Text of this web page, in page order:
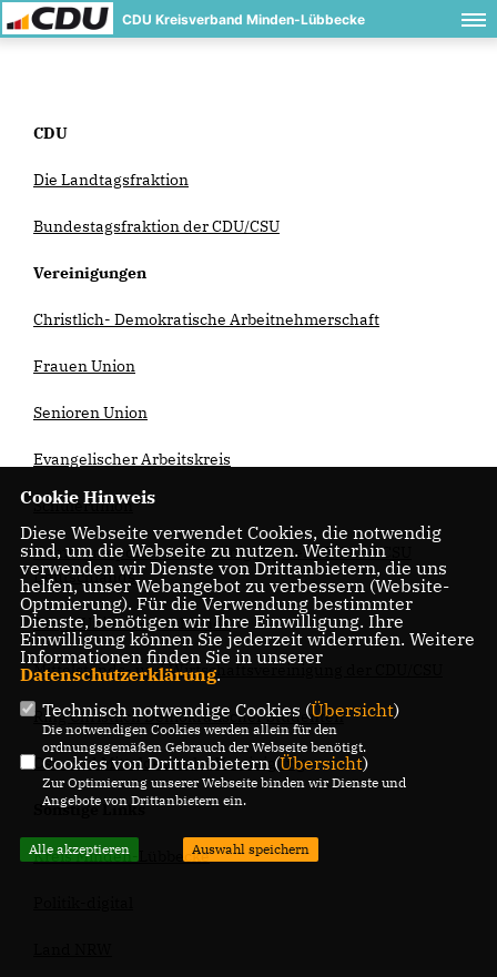
CDU Kreisverband Minden-Lübbecke
CDU
Die Landtagsfraktion
Bundestagsfraktion der CDU/CSU
Vereinigungen
Christlich- Demokratische Arbeitnehmerschaft
Frauen Union
Senioren Union
Evangelischer Arbeitskreis
Schülerunion
Kommunalpolitische Vereinigung der CDU und CSU
Deutschlands
Junge Union Deutschlands
Mittelstands- und Wirtschaftsvereinigung der CDU/CSU
Ring Christlich Demokratischer Studenten
Ost- und Mitteldeutsche Vereinigung
Sonstige Links
Kreis Minden-Lübbecke
Cookie Hinweis
Diese Webseite verwendet Cookies, die notwendig
sind, um die Webseite zu nutzen. Weiterhin
verwenden wir Dienste von Drittanbietern, die uns
helfen, unser Webangebot zu verbessern (Website-
Optmierung). Für die Verwendung bestimmter
Dienste, benötigen wir Ihre Einwilligung. Ihre
Einwilligung können Sie jederzeit widerrufen. Weitere
Informationen finden Sie in unserer
Datenschutzerklärung.
Technisch notwendige Cookies (Übersicht)
Die notwendigen Cookies werden allein für den
ordnungsgemäßen Gebrauch der Webseite benötigt.
Cookies von Drittanbietern (Übersicht)
Zur Optimierung unserer Webseite binden wir Dienste und
Angebote von Drittanbietern ein.
Alle akzeptieren Auswahl speichern